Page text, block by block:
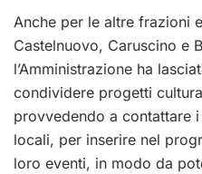
Anche per le altre frazioni
Castelnuovo, Caruscino e
l’Amministrazione ha
condividere progetti
provvedendo a contattare
locali, per inserire nel
loro eventi, in modo da